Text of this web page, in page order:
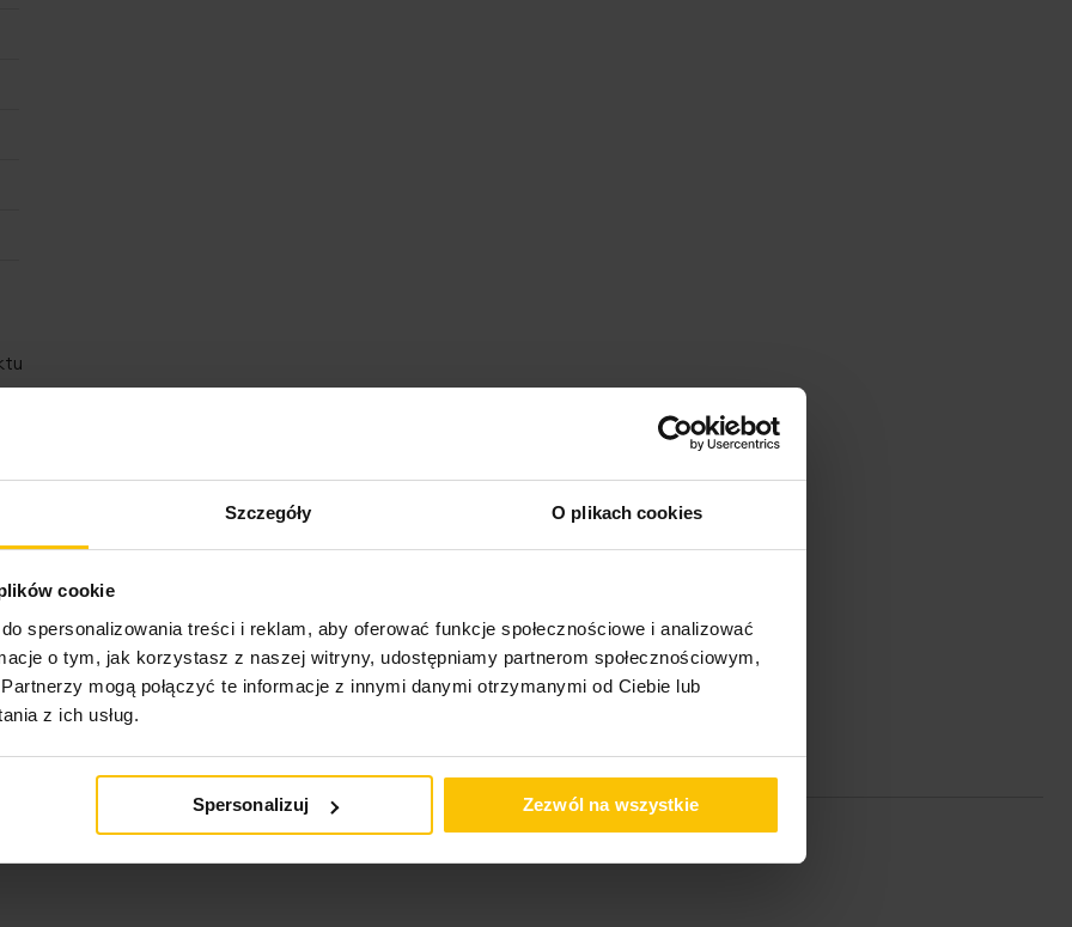
Szczegóły O plikach cookies
cookie
spersonalizowania treści i reklam, aby oferować funkcje społecznościowe i analizować
o tym, jak korzystasz z naszej witryny, udostępniamy partnerom społecznościowym,
mogą połączyć te informacje z innymi danymi otrzymanymi od Ciebie lub
z ich usług.
Spersonalizuj Zezwól na wszystkie
Opinie o produkcie